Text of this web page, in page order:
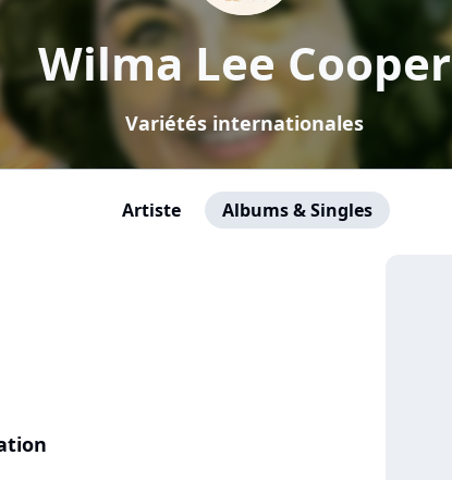
Wilma Lee Cooper
Variétés internationales
Artiste Albums & Singles